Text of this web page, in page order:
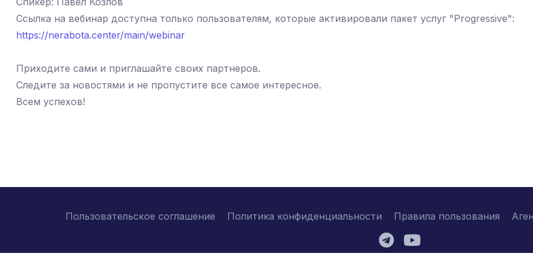
Ссылка на вебинар доступна только пользователям, которые активировали пакет услуг "Progressive":
https://nerabota.center/main/webinar
Приходите сами и приглашайте своих партнеров.
Следите за новостями и не пропустите все самое интересное.
Всем успехов!
Пользовательское соглашение Политика конфиденциальности Правила пользования